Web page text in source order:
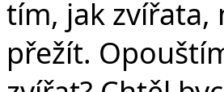
tím, jak zvířata,
přežít.